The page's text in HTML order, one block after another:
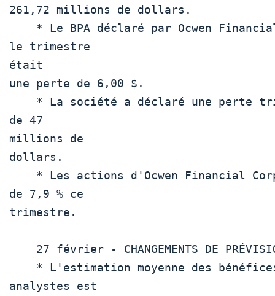
261,72 millions de dollars.
le trimestre
était
une perte de 6,00 $.
de 47
millions de
dollars.
de 7,9 % ce
trimestre.
analystes est